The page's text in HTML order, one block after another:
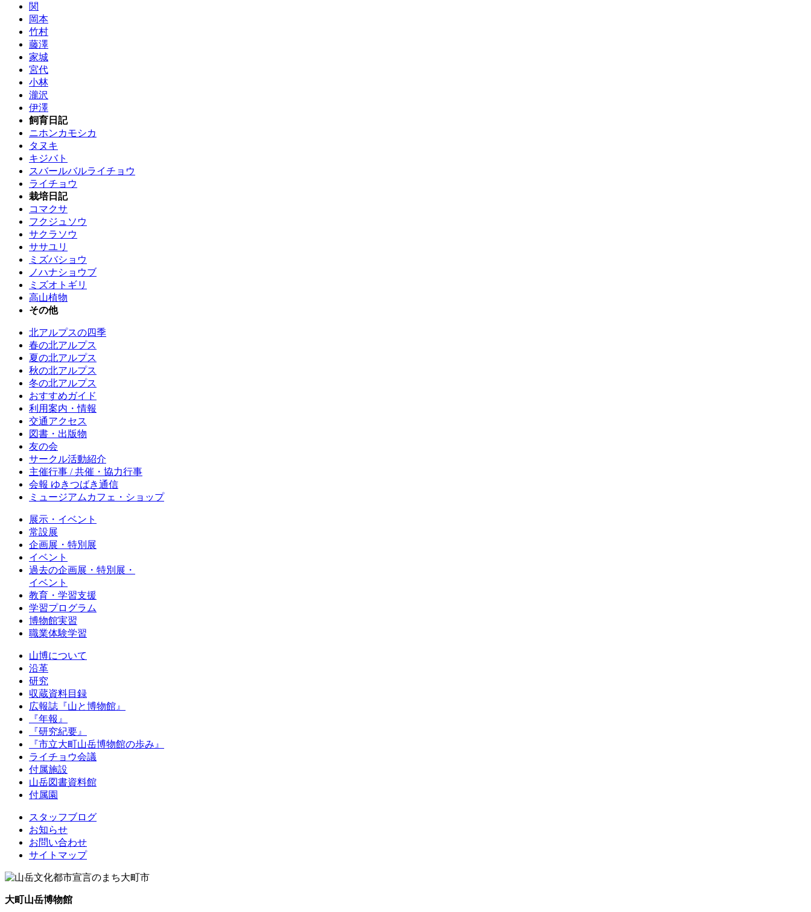
関
岡本
竹村
藤澤
家城
宮代
小林
瀧沢
伊澤
飼育日記
ニホンカモシカ
タヌキ
キジバト
スバールバルライチョウ
ライチョウ
栽培日記
コマクサ
フクジュソウ
サクラソウ
ササユリ
ミズバショウ
ノハナショウブ
ミズオトギリ
高山植物
その他
北アルプスの四季
春の北アルプス
夏の北アルプス
秋の北アルプス
冬の北アルプス
おすすめガイド
利用案内・情報
交通アクセス
図書・出版物
友の会
サークル活動紹介
主催行事 / 共催・協力行事
会報 ゆきつばき通信
ミュージアムカフェ・ショップ
展示・イベント
常設展
企画展・特別展
イベント
過去の企画展・特別展・
イベント
教育・学習支援
学習プログラム
博物館実習
職業体験学習
山博について
沿革
研究
収蔵資料目録
広報誌『山と博物館』
『年報』
『研究紀要』
『市立大町山岳博物館の歩み』
ライチョウ会議
付属施設
山岳図書資料館
付属園
スタッフブログ
お知らせ
お問い合わせ
サイトマップ
大町山岳博物館